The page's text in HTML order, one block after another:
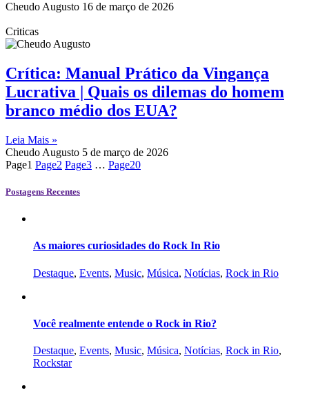
Cheudo Augusto 16 de março de 2026
Criticas
Crítica: Manual Prático da Vingança
Lucrativa | Quais os dilemas do homem
branco médio dos EUA?
Leia Mais »
Cheudo Augusto 5 de março de 2026
Page1 Page2 Page3 … Page20
Postagens Recentes
As maiores curiosidades do Rock In Rio
Destaque, Events, Music, Música, Notícias, Rock in Rio
Você realmente entende o Rock in Rio?
Destaque, Events, Music, Música, Notícias, Rock in Rio,
Rockstar